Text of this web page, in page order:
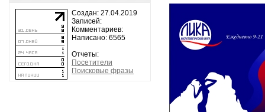
Создан: 27.04.2019
Записей:
Комментариев:
Написано: 6565
Отчеты:
Посетители
Поисковые фразы